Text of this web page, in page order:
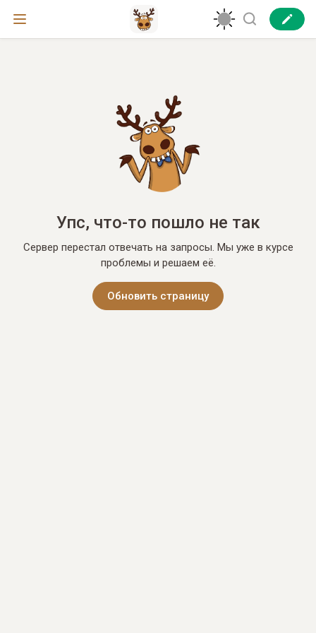
Упс, что-то пошло не так
Сервер перестал отвечать на запросы. Мы уже в курсе
проблемы и решаем её.
Обновить страницу